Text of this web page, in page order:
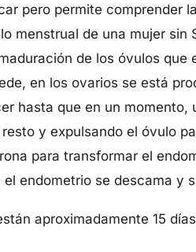
pero permite comprender
menstrual de una mujer sin
de los óvulos que
en los ovarios se está
hasta que en un momento,
y expulsando el óvulo
para transformar el
endometrio se descama y
aproximadamente 15